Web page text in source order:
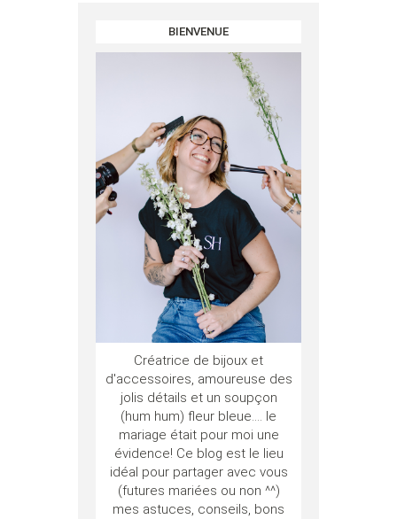
BIENVENUE
Créatrice de bijoux et
d'accessoires, amoureuse des
jolis détails et un soupçon
(hum hum) fleur bleue.... le
mariage était pour moi une
évidence! Ce blog est le lieu
idéal pour partager avec vous
(futures mariées ou non ^^)
mes astuces, conseils, bons